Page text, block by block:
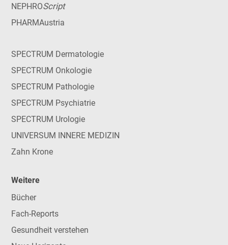
NEPHROScript
PHARMAustria
SPECTRUM Dermatologie
SPECTRUM Onkologie
SPECTRUM Pathologie
SPECTRUM Psychiatrie
SPECTRUM Urologie
UNIVERSUM INNERE MEDIZIN
Zahn Krone
Weitere
Bücher
Fach-Reports
Gesundheit verstehen